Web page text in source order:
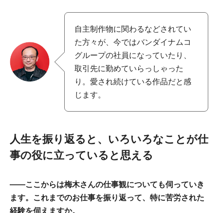
自主制作物に関わるなどされてい
た方々が、今ではバンダイナムコ
グループの社員になっていたり、
取引先に勤めていらっしゃった
り。愛され続けている作品だと感
じます。
人生を振り返ると、いろいろなことが仕
事の役に立っていると思える
――ここからは梅木さんの仕事観についても伺っていき
ます。これまでのお仕事を振り返って、特に苦労された
経験を伺えますか。